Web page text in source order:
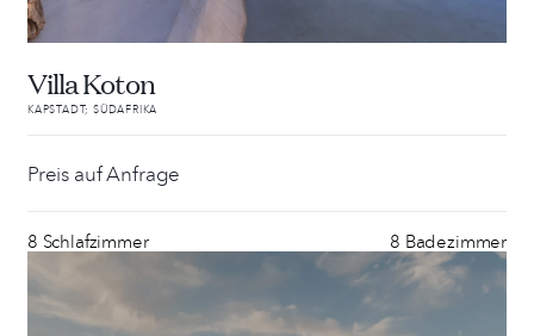
Villa Koton
KAPSTADT; SÜDAFRIKA
Preis auf Anfrage
8 Schlafzimmer 8 Badezimmer